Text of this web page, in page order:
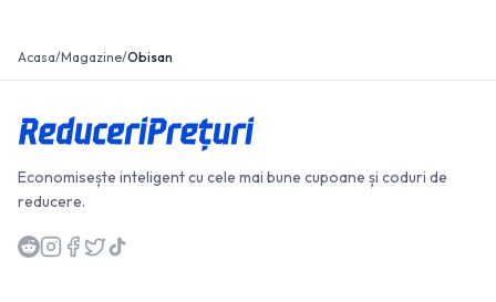
Acasa/Magazine/Obisan
Economisește inteligent cu cele mai bune cupoane și coduri de
reducere.